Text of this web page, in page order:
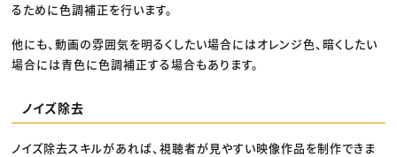
るために色調補正を行います。
他にも、動画の雰囲気を明るくしたい場合にはオレンジ色、暗くしたい
場合には青色に色調補正する場合もあります。
ノイズ除去
ノイズ除去スキルがあれば、視聴者が見やすい映像作品を制作できま